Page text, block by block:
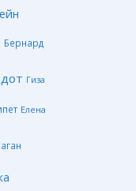
Бернард
Гиза
Елена